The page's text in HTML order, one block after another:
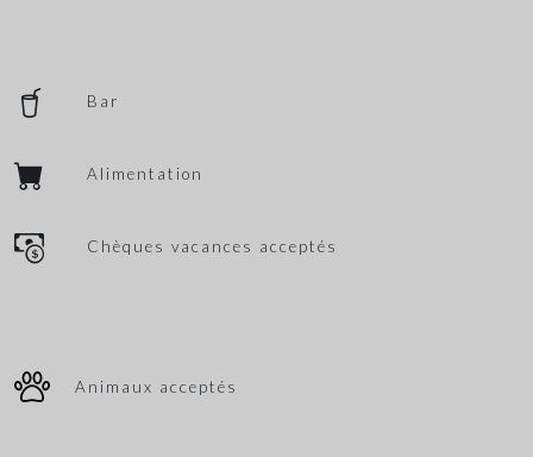
Bar
Alimentation
Chèques vacances acceptés
Animaux acceptés